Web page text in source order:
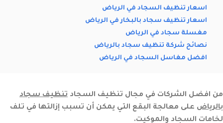
اسعار تنظيف السجاد في الرياض
اسعار تنظيف سجاد بالبخار في الرياض
مغسلة سجاد في الرياض
نصائح شركة تنظيف سجاد بالرياض
افضل مغاسل السجاد في الرياض
من افضل الشركات في مجال تنظيف السجاد تنظيف سجاد
بالرياض على معالجة البقع التي يمكن أن تسبب إزالتها في تلف
لخامات السجاد والموكيت.